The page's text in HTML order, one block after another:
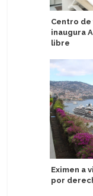
Centro
inaugura
libre
Eximen a
por